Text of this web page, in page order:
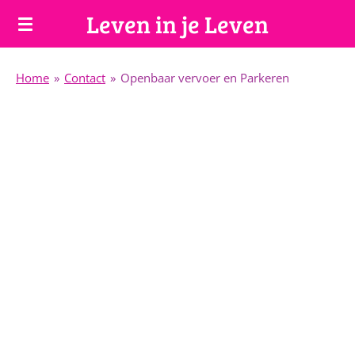
Ga
de
Leven in je Leven
Home » Contact » Openbaar vervoer en Parkeren